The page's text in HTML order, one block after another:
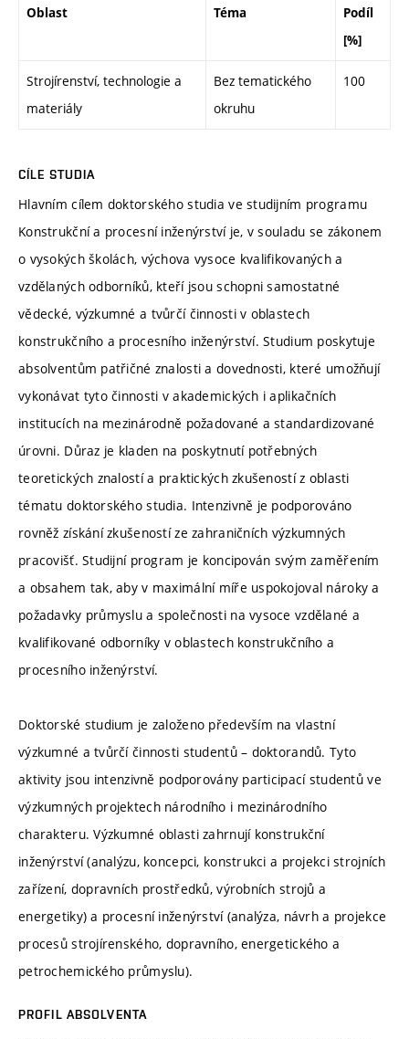
Oblast Téma
Podíl
[%]
Strojírenství, technologie a
materiály
Bez tematického
okruhu
100
CÍLE STUDIA
Hlavním cílem doktorského studia ve studijním programu
Konstrukční a procesní inženýrství je, v souladu se zákonem
o vysokých školách, výchova vysoce kvalifikovaných a
vzdělaných odborníků, kteří jsou schopni samostatné
vědecké, výzkumné a tvůrčí činnosti v oblastech
konstrukčního a procesního inženýrství. Studium poskytuje
absolventům patřičné znalosti a dovednosti, které umožňují
vykonávat tyto činnosti v akademických i aplikačních
institucích na mezinárodně požadované a standardizované
úrovni. Důraz je kladen na poskytnutí potřebných
teoretických znalostí a praktických zkušeností z oblasti
tématu doktorského studia. Intenzivně je podporováno
rovněž získání zkušeností ze zahraničních výzkumných
pracovišť. Studijní program je koncipován svým zaměřením
a obsahem tak, aby v maximální míře uspokojoval nároky a
požadavky průmyslu a společnosti na vysoce vzdělané a
kvalifikované odborníky v oblastech konstrukčního a
procesního inženýrství.
Doktorské studium je založeno především na vlastní
výzkumné a tvůrčí činnosti studentů – doktorandů. Tyto
aktivity jsou intenzivně podporovány participací studentů ve
výzkumných projektech národního i mezinárodního
charakteru. Výzkumné oblasti zahrnují konstrukční
inženýrství (analýzu, koncepci, konstrukci a projekci strojních
zařízení, dopravních prostředků, výrobních strojů a
energetiky) a procesní inženýrství (analýza, návrh a projekce
procesů strojírenského, dopravního, energetického a
petrochemického průmyslu).
PROFIL ABSOLVENTA